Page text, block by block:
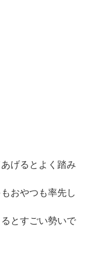
げるとよく踏み
おやつも率先し
とすごい勢いで